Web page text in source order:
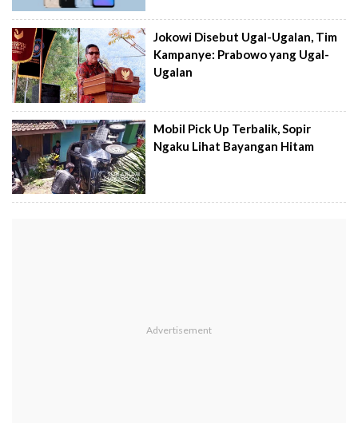
Jokowi Disebut Ugal-Ugalan, Tim
Kampanye: Prabowo yang Ugal-
Ugalan
Mobil Pick Up Terbalik, Sopir
Ngaku Lihat Bayangan Hitam